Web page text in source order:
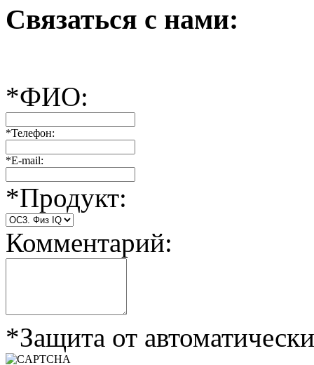
Связаться с нами:
*ФИО:
*Телефон:
*E-mail:
*Продукт:
Комментарий:
*Защита от